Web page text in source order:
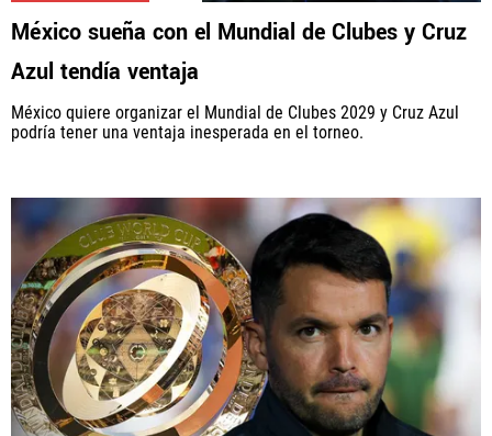
México sueña con el Mundial de Clubes y Cruz
Azul tendía ventaja
México quiere organizar el Mundial de Clubes 2029 y Cruz Azul
podría tener una ventaja inesperada en el torneo.